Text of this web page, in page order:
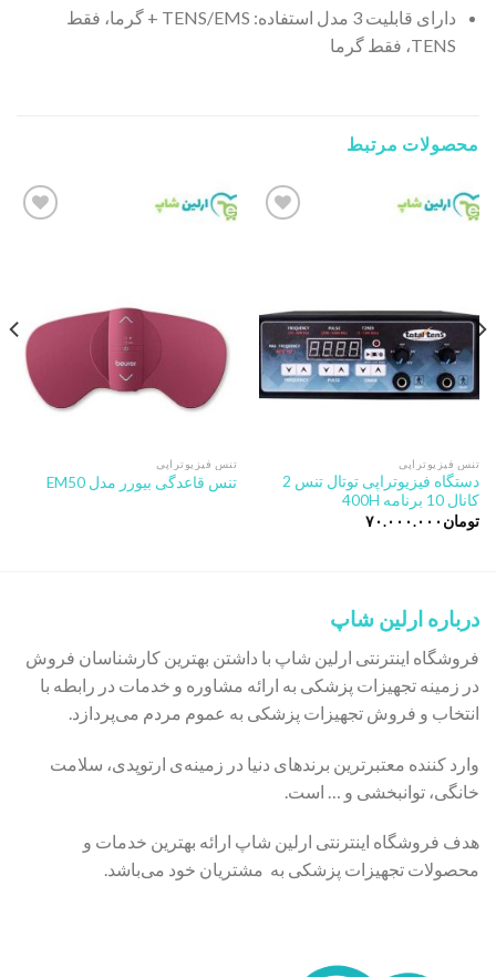
دارای قابلیت 3 مدل استفاده: TENS/EMS + گرما، فقط
TENS، فقط گرما
محصولات مرتبط
تنس فیزیوتراپی
دستگاه فیزیوتراپی توتال تنس 2
کانال 10 برنامه 400H
تومان ۷۰.۰۰۰.۰۰۰
تنس فیزیوتراپی
تنس قاعدگی بیورر مدل EM50
درباره ارلین شاپ
فروشگاه اینترنتی ارلین شاپ با داشتن بهترین کارشناسان فروش
در زمینه تجهیزات پزشکی به ارائه مشاوره و خدمات در رابطه با
انتخاب و فروش تجهیزات پزشکی به عموم مردم می‌پردازد.
وارد کننده معتبرترین برندهای دنیا در زمینه‌ی ارتوپدی، سلامت
خانگی، توانبخشی و … است.
هدف فروشگاه اینترنتی ارلین شاپ ارائه بهترین خدمات و
محصولات تجهیزات پزشکی به مشتریان خود می‌باشد.